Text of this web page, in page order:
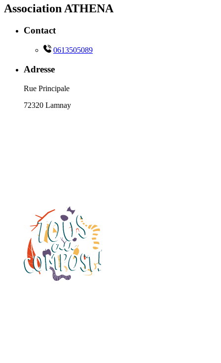
Association ATHENA
Contact
0613505089
Adresse
Rue Principale
72320 Lamnay